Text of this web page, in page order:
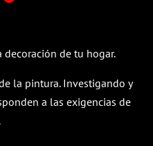
decoración de tu hogar.
la pintura. Investigando y
a las exigencias de